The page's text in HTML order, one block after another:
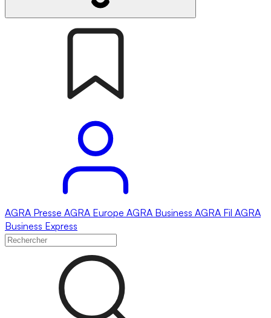
AGRA Presse AGRA Europe AGRA Business AGRA Fil AGRA
Business Express